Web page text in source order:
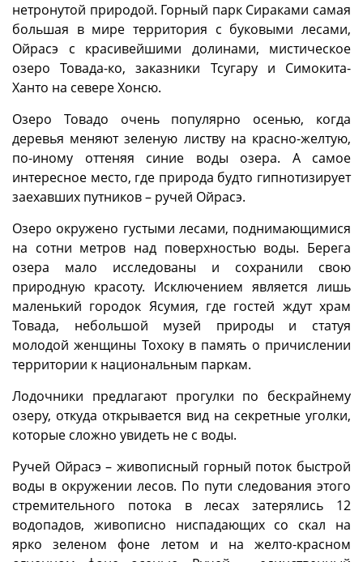
нетронутой природой. Горный парк Сираками самая
большая в мире территория с буковыми лесами,
Ойрасэ с красивейшими долинами, мистическое
озеро Товада-ко, заказники Тсугару и Симокита-
Ханто на севере Хонсю.
Озеро Товадо очень популярно осенью, когда
деревья меняют зеленую листву на красно-желтую,
по-иному оттеняя синие воды озера. А самое
интересное место, где природа будто гипнотизирует
заехавших путников – ручей Ойрасэ.
Озеро окружено густыми лесами, поднимающимися
на сотни метров над поверхностью воды. Берега
озера мало исследованы и сохранили свою
природную красоту. Исключением является лишь
маленький городок Ясумия, где гостей ждут храм
Товада, небольшой музей природы и статуя
молодой женщины Тохоку в память о причислении
территории к национальным паркам.
Лодочники предлагают прогулки по бескрайнему
озеру, откуда открывается вид на секретные уголки,
которые сложно увидеть не с воды.
Ручей Ойрасэ – живописный горный поток быстрой
воды в окружении лесов. По пути следования этого
стремительного потока в лесах затерялись 12
водопадов, живописно ниспадающих со скал на
ярко зеленом фоне летом и на желто-красном